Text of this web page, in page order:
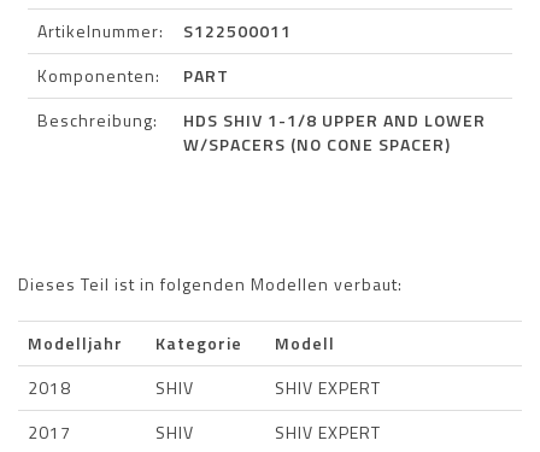
Artikelnummer:
S122500011
Komponenten:
PART
Beschreibung:
HDS SHIV 1-1/8 UPPER AND LOWER
W/SPACERS (NO CONE SPACER)
Dieses Teil ist in folgenden Modellen verbaut:
Modelljahr Kategorie
Modell
2018
SHIV
SHIV EXPERT
2017
SHIV SHIV EXPERT